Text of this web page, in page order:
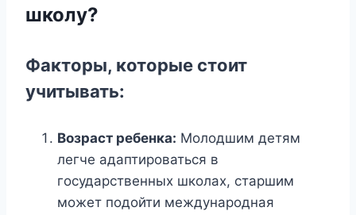
школу?
Факторы, которые стоит
учитывать:
Возраст ребенка: Молодшим детям
легче адаптироваться в
государственных школах, старшим
может подойти международная